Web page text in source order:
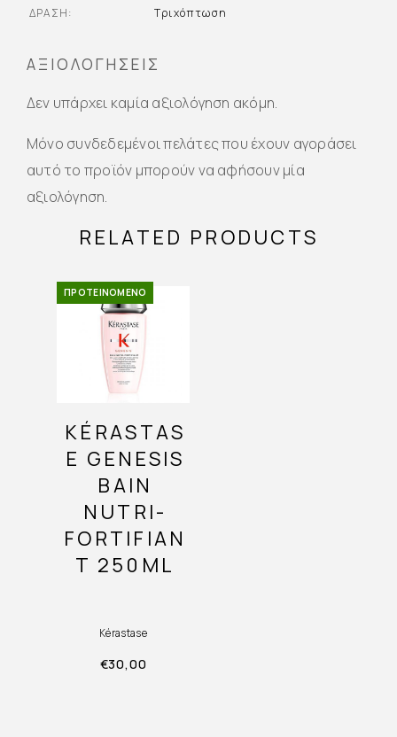
ΔΡΆΣΗ
Τριχόπτωση
ΑΞΙΟΛΟΓΉΣΕΙΣ
Δεν υπάρχει καμία αξιολόγηση ακόμη.
Μόνο συνδεδεμένοι πελάτες που έχουν αγοράσει
αυτό το προϊόν μπορούν να αφήσουν μία
αξιολόγηση.
RELATED PRODUCTS
ΠΡΟΤΕΙΝΌΜΕΝΟ
KÉRASTAS
E GENESIS
BAIN
NUTRI-
FORTIFIAN
T 250ML
Kérastase
€30,00